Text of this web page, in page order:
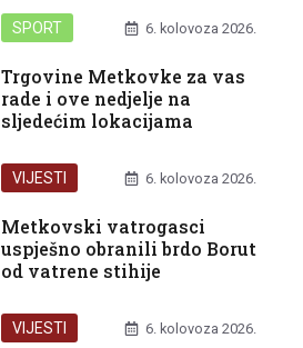
SPORT 6. kolovoza 2026.
Trgovine Metkovke za vas
rade i ove nedjelje na
sljedećim lokacijama
VIJESTI 6. kolovoza 2026.
Metkovski vatrogasci
uspješno obranili brdo Borut
od vatrene stihije
VIJESTI 6. kolovoza 2026.